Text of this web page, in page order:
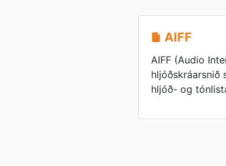
AIFF
AIFF (Audio
hljóðskráarsnið
hljóð- og